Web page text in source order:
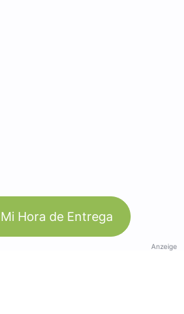
Hora de Entrega
Anzeige